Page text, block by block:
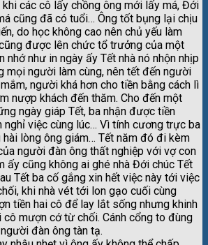
khi các cô lấy chồng ông mới lấy má, Đới
cũng đã có tuổi… Ông tốt bụng lại chịu
do học không cao nên chủ yếu làm
được lên chức tổ trưởng của một
nhớ như in ngày ấy Tết nhà nó nhộn nhịp
mọi người làm cùng, nên tết đến người
người khá hơn cho tiền bằng cách lì
nượp khách đến thăm. Cho đến một
ngày giáp Tết, ba nhận được tiền
nghỉ việc cùng lúc… Vì tính cương trực ba
lòng ông giám… Tết năm đó đi kèm
người đàn ông thất nghiệp với vợ con
ấy cũng không ai ghé nhà Đới chúc Tết
Tết ba cố gắng xin hết việc này tới việc
khi nhà vét tới lon gạo cuối cùng
tiền hai cô để lay lắt sống nhưng khinh
cô mượn cớ từ chối. Cánh cổng to đùng
đàn ông tàn tạ.